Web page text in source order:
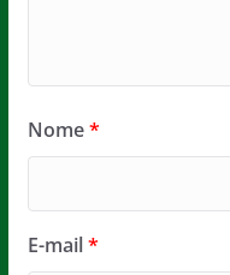
Nome*
E-mail*